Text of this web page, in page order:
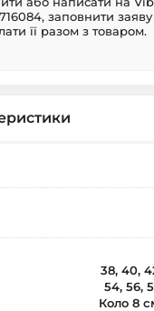
заповнити
її разом з товаром.
38, 40,
54, 56,
Коло 8